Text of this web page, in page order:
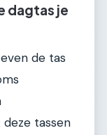
dagtas je
de tas
tassen